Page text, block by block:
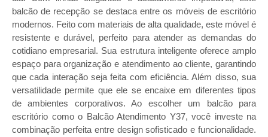
balcão de recepção se destaca entre os móveis de escritório
modernos. Feito com materiais de alta qualidade, este móvel é
resistente e durável, perfeito para atender as demandas do
cotidiano empresarial. Sua estrutura inteligente oferece amplo
espaço para organização e atendimento ao cliente, garantindo
que cada interação seja feita com eficiência. Além disso, sua
versatilidade permite que ele se encaixe em diferentes tipos
de ambientes corporativos. Ao escolher um balcão para
escritório como o Balcão Atendimento Y37, você investe na
combinação perfeita entre design sofisticado e funcionalidade.